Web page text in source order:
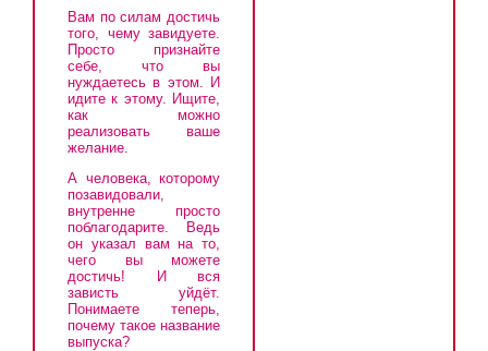
Вам по силам достичь
того, чему завидуете.
Просто признайте
себе, что вы
нуждаетесь в этом. И
идите к этому. Ищите,
как можно
реализовать ваше
желание.
А человека, которому
позавидовали,
внутренне просто
поблагодарите. Ведь
он указал вам на то,
чего вы можете
достичь! И вся
зависть уйдёт.
Понимаете теперь,
почему такое название
выпуска?